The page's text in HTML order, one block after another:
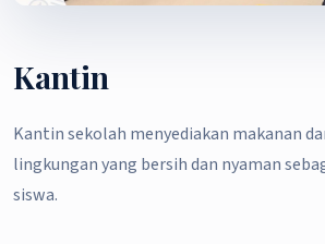
Kantin
Kantin sekolah menyediakan makanan
lingkungan yang bersih dan nyaman
siswa.